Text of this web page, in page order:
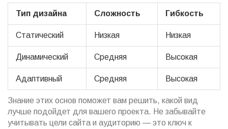
Тип дизайна Сложность Гибкость
Статический Низкая Низкая
Динамический Средняя Высокая
Адаптивный Средняя Высокая
Знание этих основ поможет вам решить, какой вид
лучше подойдет для вашего проекта. Не забывайте
учитывать цели сайта и аудиторию — это ключ к